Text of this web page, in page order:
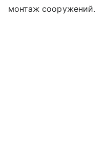
монтаж сооружений.